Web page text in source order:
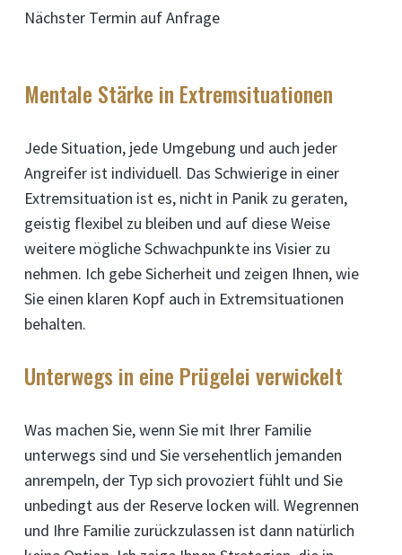
Nächster Termin auf Anfrage
Mentale Stärke in Extremsituationen
Jede Situation, jede Umgebung und auch jeder
Angreifer ist individuell. Das Schwierige in einer
Extremsituation ist es, nicht in Panik zu geraten,
geistig flexibel zu bleiben und auf diese Weise
weitere mögliche Schwachpunkte ins Visier zu
nehmen. Ich gebe Sicherheit und zeigen Ihnen, wie
Sie einen klaren Kopf auch in Extremsituationen
behalten.
Unterwegs in eine Prügelei verwickelt
Was machen Sie, wenn Sie mit Ihrer Familie
unterwegs sind und Sie versehentlich jemanden
anrempeln, der Typ sich provoziert fühlt und Sie
unbedingt aus der Reserve locken will. Wegrennen
und Ihre Familie zurückzulassen ist dann natürlich